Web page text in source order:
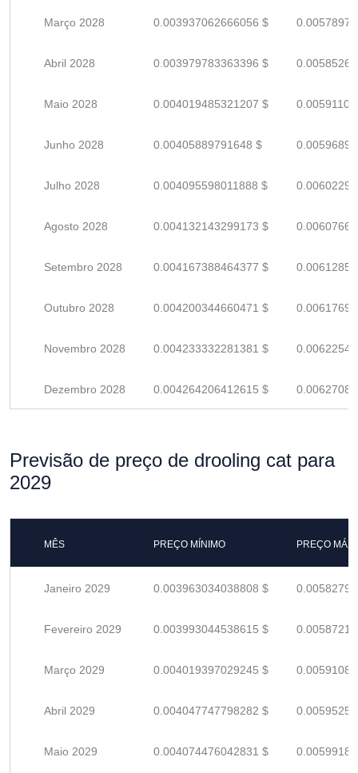
Março 2028 0.003937062666056 $
Abril 2028 0.003979783363396 $
Maio 2028 0.004019485321207 $
Junho 2028 0.00405889791648 $
Julho 2028 0.004095598011888 $
Agosto 2028 0.004132143299173 $
Setembro 2028 0.004167388464377 $
Outubro 2028 0.004200344660471 $
Novembro 2028 0.004233332281381 $
Dezembro 2028 0.004264206412615 $
Previsão de preço de drooling cat para
2029
MÊS PREÇO MÍNIMO PREÇO
Janeiro 2029 0.003963034038808 $
Fevereiro 2029 0.003993044538615 $
Março 2029 0.004019397029245 $
Abril 2029 0.004047747798282 $
Maio 2029 0.004074476042831 $